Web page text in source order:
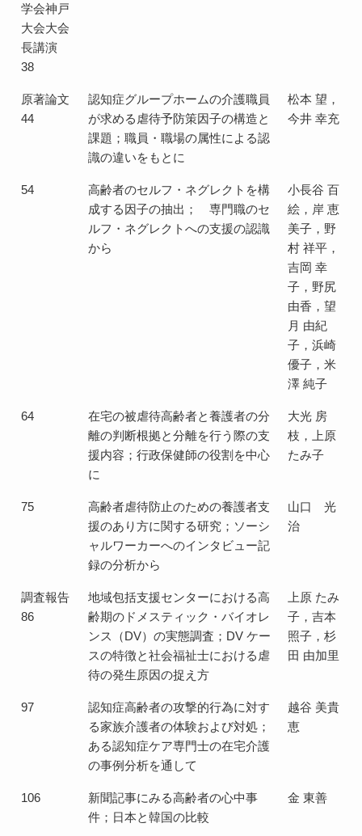
学会神戸
大会大会
長講演
38
原著論文
44
認知症グループホームの介護職員
が求める虐待予防策因子の構造と
課題；職員・職場の属性による認
識の違いをもとに
松本 望，
今井 幸充
54
高齢者のセルフ・ネグレクトを構
成する因子の抽出； 専門職のセ
ルフ・ネグレクトへの支援の認識
から
小長谷 百
絵，岸 恵
美子，野
村 祥平，
吉岡 幸
子，野尻
由香，望
月 由紀
子，浜崎
優子，米
澤 純子
64
在宅の被虐待高齢者と養護者の分
離の判断根拠と分離を行う際の支
援内容；行政保健師の役割を中心
に
大光 房
枝，上原
たみ子
75
高齢者虐待防止のための養護者支
援のあり方に関する研究；ソーシ
ャルワーカーへのインタビュー記
録の分析から
山口 光
治
調査報告
86
地域包括支援センターにおける高
齢期のドメスティック・バイオレ
ンス（DV）の実態調査；DV ケー
スの特徴と社会福祉士における虐
待の発生原因の捉え方
上原 たみ
子，吉本
照子，杉
田 由加里
97
認知症高齢者の攻撃的行為に対す
る家族介護者の体験および対処；
ある認知症ケア専門士の在宅介護
の事例分析を通して
越谷 美貴
恵
106
新聞記事にみる高齢者の心中事
件；日本と韓国の比較
金 東善